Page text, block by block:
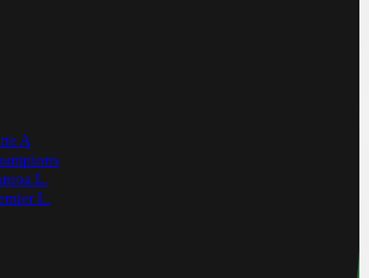
A
L.
L.